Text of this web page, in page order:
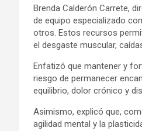
Brenda Calderón Carrete,
de equipo especializado
otros. Estos recursos
el desgaste muscular,
Enfatizó que mantener y
riesgo de permanecer
equilibrio, dolor crónico y
Asimismo, explicó que,
agilidad mental y la